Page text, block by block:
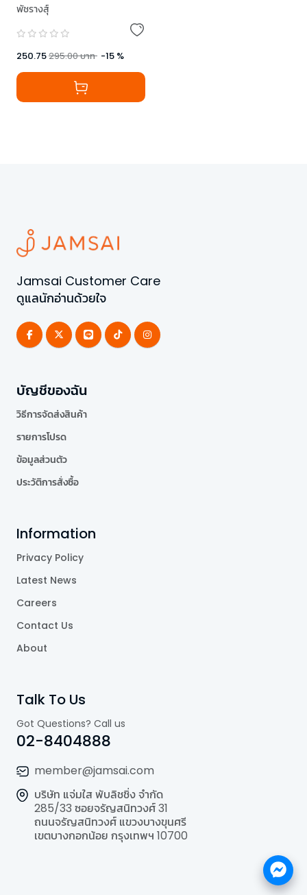
พัชรางสุ์
250.75295.00บาท -15 %
Jamsai Customer Care
ดูแลนักอ่านด้วยใจ
บัญชีของฉัน
วิธีการจัดส่งสินค้า
รายการโปรด
ข้อมูลส่วนตัว
ประวัติการสั่งซื้อ
Information
Privacy Policy
Latest News
Careers
Contact Us
About
Talk To Us
Got Questions? Call us
02-8404888
member@jamsai.com
บริษัท แจ่มใส พับลิชชิ่ง จำกัด
285/33 ซอยจรัญสนิทวงศ์ 31
ถนนจรัญสนิทวงศ์ แขวงบางขุนศรี
เขตบางกอกน้อย กรุงเทพฯ 10700